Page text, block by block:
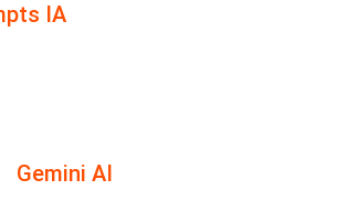
IA
Gemini AI